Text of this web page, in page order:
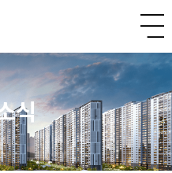
식